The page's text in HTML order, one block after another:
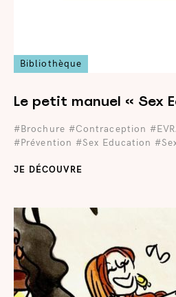
Bibliothèque
Le petit manuel « Sex
#Brochure #Contraception
#Prévention #Sex Education
JE DÉCOUVRE